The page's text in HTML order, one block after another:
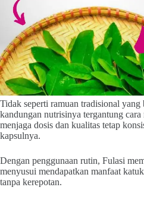
Tidak seperti ramuan tradisional yang
kandungan nutrisinya tergantung cara
menjaga dosis dan kualitas tetap
kapsulnya.
Dengan penggunaan rutin, Fulasi
menyusui mendapatkan manfaat
tanpa kerepotan.